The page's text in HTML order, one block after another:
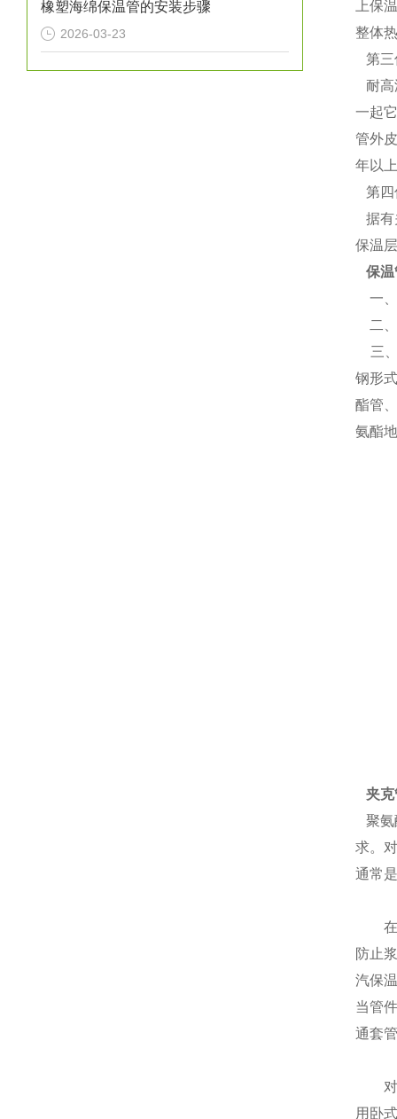
橡塑海绵保温管的安装步骤
2026-03-23
上保
整体
第三
耐高
一起
管外
年以
第四
据有
保温
保温
一、
二、
三、
钢形
酯管
氨酯
夹克
聚氨
求。
通常
在实
防止
汽保
当管
通套
对于
用卧